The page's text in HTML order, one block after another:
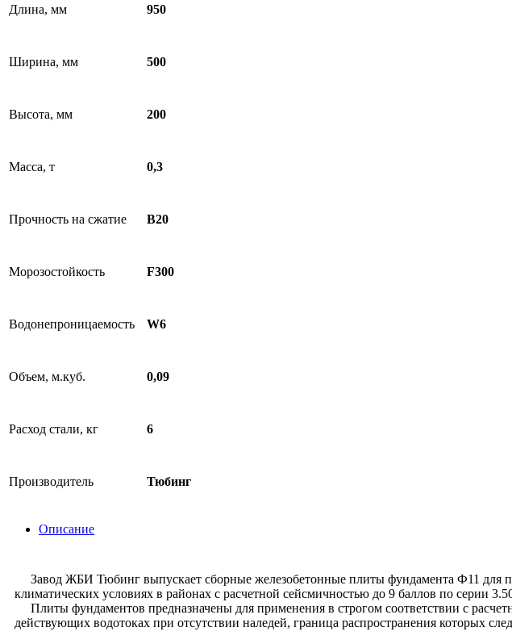
Длина, мм 950
Ширина, мм 500
Высота, мм 200
Масса, т 0,3
Прочность на сжатие B20
Морозостойкость F300
Водонепроницаемость W6
Объем, м.куб. 0,09
Расход стали, кг 6
Производитель Тюбинг
Описание
Завод ЖБИ Тюбинг выпускает сборные железобетонные плиты фундамента Ф11 для
климатических условиях в районах с расчетной сейсмичностью до 9 баллов по серии
Плиты фундаментов предназначены для применения в строгом соответствии с
действующих водотоках при отсутствии наледей, граница распространения которых